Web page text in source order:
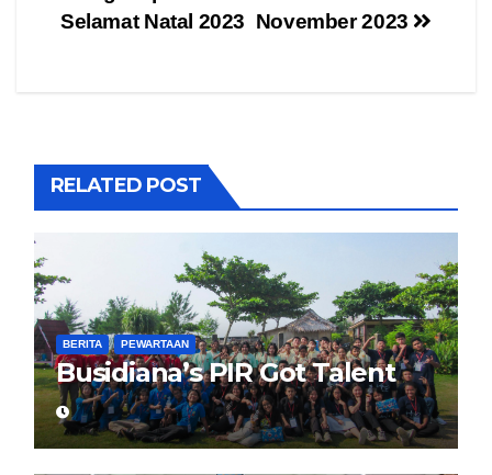
November 2023
Selamat Natal 2023
RELATED POST
BERITA PEWARTAAN
Busidiana’s PIR Got Talent